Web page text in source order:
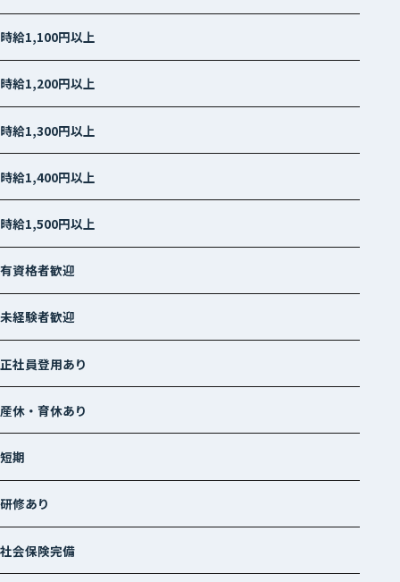
時給1,100円以上
時給1,200円以上
時給1,300円以上
時給1,400円以上
時給1,500円以上
有資格者歓迎
未経験者歓迎
正社員登用あり
産休・育休あり
短期
研修あり
社会保険完備